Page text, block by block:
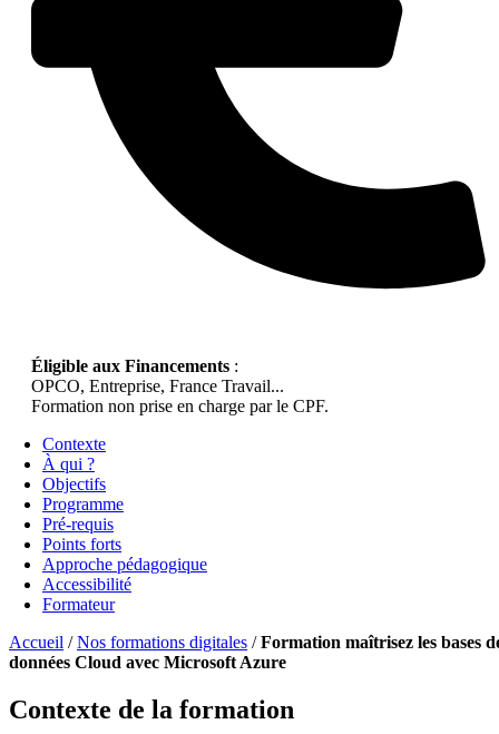
Éligible aux Financements :
OPCO, Entreprise, France Travail...
Formation non prise en charge par le CPF.
Contexte
À qui ?
Objectifs
Programme
Pré-requis
Points forts
Approche pédagogique
Accessibilité
Formateur
Accueil /Nos formations digitales /Formation maîtrisez les bases
données Cloud avec Microsoft Azure
Contexte de la formation